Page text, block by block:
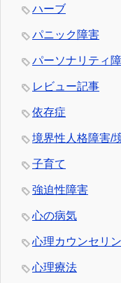
ハーブ
パニック障害
パーソナリティ
レビュー記事
依存症
境界性人格障害/
子育て
強迫性障害
心の病気
心理カウンセリ
心理療法